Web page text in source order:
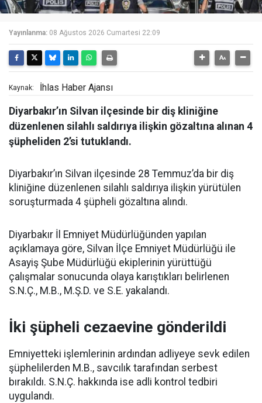
Yayınlanma: 08 Ağustos 2026 Cumartesi 22:09
Kaynak: İhlas Haber Ajansı
Diyarbakır’ın Silvan ilçesinde bir diş kliniğine
düzenlenen silahlı saldırıya ilişkin gözaltına alınan 4
şüpheliden 2’si tutuklandı.
Diyarbakır’ın Silvan ilçesinde 28 Temmuz’da bir diş
kliniğine düzenlenen silahlı saldırıya ilişkin yürütülen
soruşturmada 4 şüpheli gözaltına alındı.
Diyarbakır İl Emniyet Müdürlüğünden yapılan
açıklamaya göre, Silvan İlçe Emniyet Müdürlüğü ile
Asayiş Şube Müdürlüğü ekiplerinin yürüttüğü
çalışmalar sonucunda olaya karıştıkları belirlenen
S.N.Ç., M.B., M.Ş.D. ve S.E. yakalandı.
İki şüpheli cezaevine gönderildi
Emniyetteki işlemlerinin ardından adliyeye sevk edilen
şüphelilerden M.B., savcılık tarafından serbest
bırakıldı. S.N.Ç. hakkında ise adli kontrol tedbiri
uygulandı.